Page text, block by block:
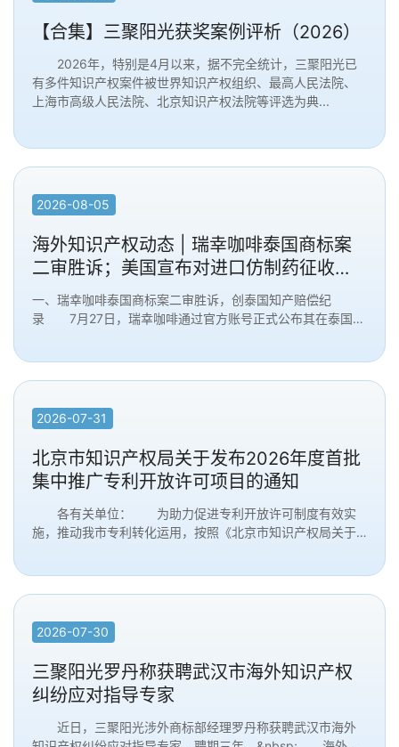
【合集】三聚阳光获奖案例评析（2026）
2026年，特别是4月以来，据不完全统计，三聚阳光已
有多件知识产权案件被世界知识产权组织、最高人民法院、
上海市高级人民法院、北京知识产权法院等评选为典...
2026-08-05
海外知识产权动态 | 瑞幸咖啡泰国商标案
二审胜诉；美国宣布对进口仿制药征收
100%关税；浦项制铁在欧洲统一专利法院
起诉蔚来汽车
一、瑞幸咖啡泰国商标案二审胜诉，创泰国知产赔偿纪
录 7月27日，瑞幸咖啡通过官方账号正式公布其在泰国诉
2026-07-31
北京市知识产权局关于发布2026年度首批
集中推广专利开放许可项目的通知
各有关单位： 为助力促进专利开放许可制度有效实
施，推动我市专利转化运用，按照《北京市知识产权局关于
2026-07-30
三聚阳光罗丹称获聘武汉市海外知识产权
纠纷应对指导专家
近日，三聚阳光涉外商标部经理罗丹称获聘武汉市海外